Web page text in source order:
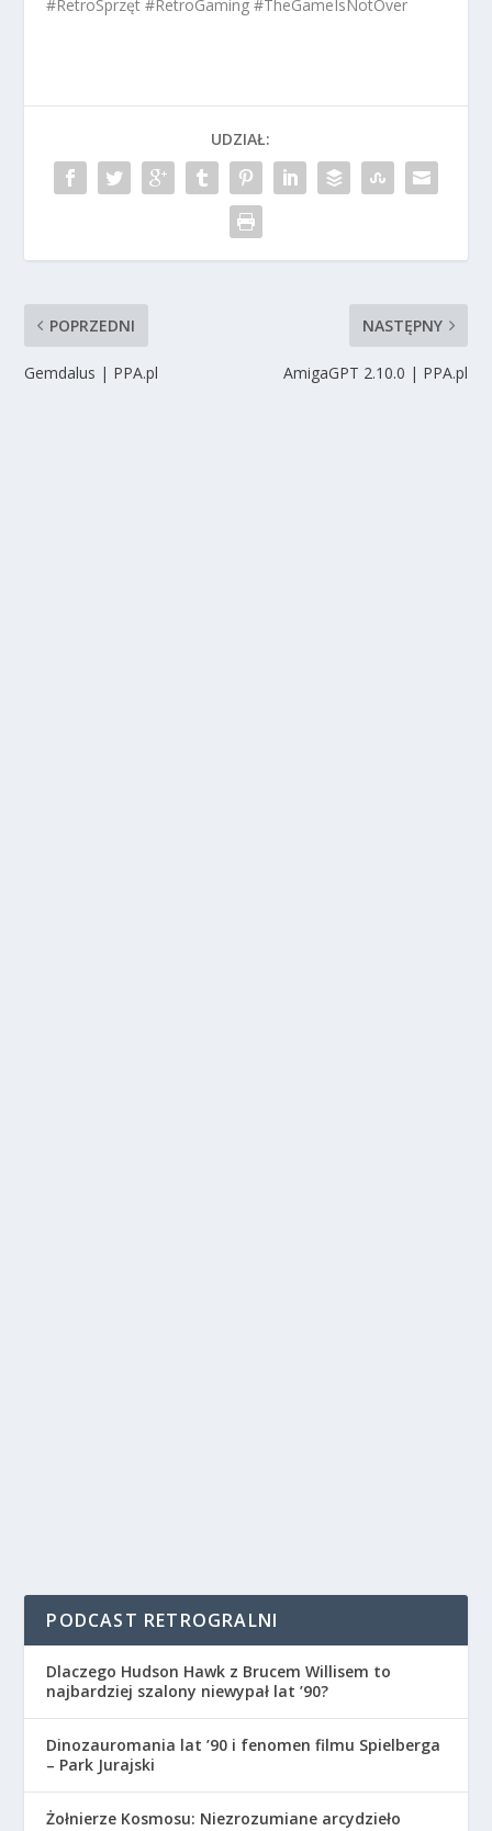
#RetroSprzęt #RetroGaming #TheGameIsNotOver
UDZIAŁ:
POPRZEDNI
Gemdalus | PPA.pl
NASTĘPNY
AmigaGPT 2.10.0 | PPA.pl
PODCAST RETROGRALNI
Dlaczego Hudson Hawk z Brucem Willisem to
najbardziej szalony niewypał lat ’90?
Dinozauromania lat ’90 i fenomen filmu Spielberga
– Park Jurajski
Żołnierze Kosmosu: Niezrozumiane arcydzieło